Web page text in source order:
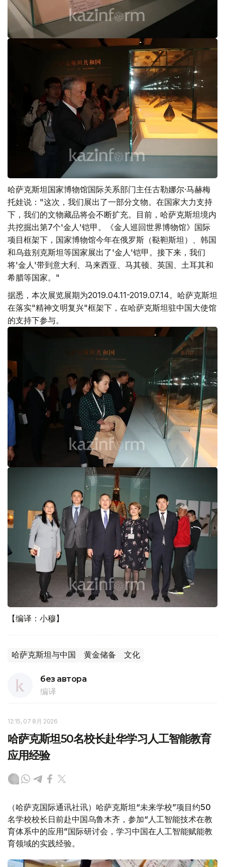
哈萨克斯坦国家博物馆国际关系部门主任古勒娜尔·马赫梅
托娃说："这次，我们展出了一部分文物。在国家大力支持
下，我们的文物藏品将会不断扩充。目前，哈萨克斯坦境内
共挖掘出第7个'金人'铠甲。《金人巡回世界博物馆》国际
项目框架下，国家博物馆今年在俄罗斯（鞑靼斯坦）、韩国
和乌兹别克斯坦等国家展出了'金人'铠甲。接下来，我们
将'金人'带到意大利、马来西亚、马其顿、英国、土耳其和
希腊等国家。"
据悉，本次展览展期为2019.04.11-2019.07.14。哈萨克斯坦
在落实"精神文明复兴"框架下，在哈萨克斯坦驻中国大使馆
的支持下参与。
【编译：小穆】
哈萨克斯坦与中国 黄金储备 文化
без автора
编译
12:15, 07 8月 2026
哈萨克斯坦50名校长赴华学习人工智能教育
应用经验
（哈萨克国际通讯社讯）哈萨克斯坦“未来学校”项目约50
名学校校长日前赴中国乌鲁木齐，参加“人工智能技术在教
育体系中的应用”国际研讨会，学习中国在人工智能赋能教
育领域的实践经验。